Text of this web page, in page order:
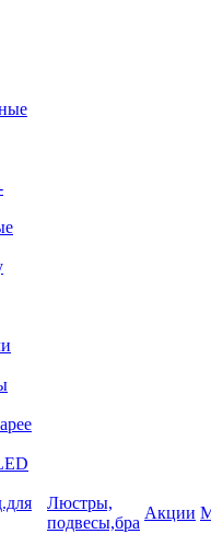
Люстры,
подвесы,бра
Акции